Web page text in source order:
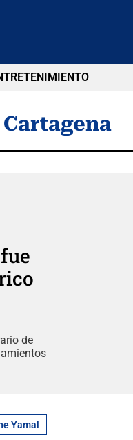
Cartagena
de
Yamal